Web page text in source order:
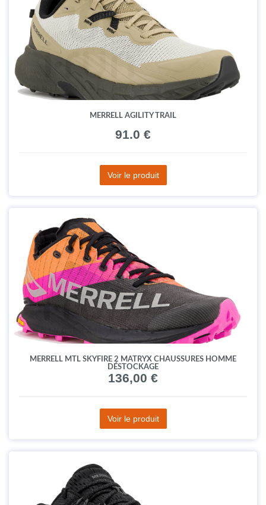
MERRELL AGILITY TRAIL
91.0 €
Voir le produit
MERRELL MTL SKYFIRE 2 MATRYX CHAUSSURES HOMME
DÉSTOCKAGE
136,00 €
Voir le produit